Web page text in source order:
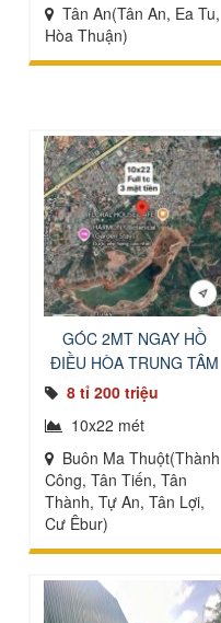
Tân An(Tân An, Ea Tu,
Hòa Thuận)
GÓC 2MT NGAY HỒ
ĐIỀU HÒA TRUNG TÂM
BMT
8 tỉ 200 triệu
10x22 mét
Buôn Ma Thuột(Thành
Công, Tân Tiến, Tân
Thành, Tự An, Tân Lợi,
Cư Êbur)